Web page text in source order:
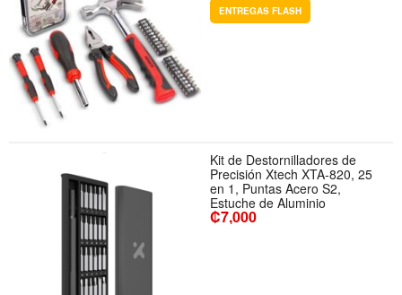
ENTREGAS FLASH
Kit de Destornilladores de
Precisión Xtech XTA-820, 25
en 1, Puntas Acero S2,
Estuche de Aluminio
₡7,000